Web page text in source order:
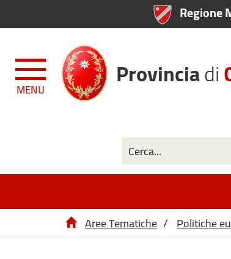
Regione
MENU Provinciadi
Aree Tematiche / Politiche